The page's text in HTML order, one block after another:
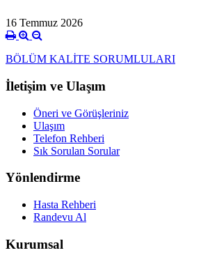
16 Temmuz 2026
BÖLÜM KALİTE SORUMLULARI
İletişim ve Ulaşım
Öneri ve Görüşleriniz
Ulaşım
Telefon Rehberi
Sık Sorulan Sorular
Yönlendirme
Hasta Rehberi
Randevu Al
Kurumsal